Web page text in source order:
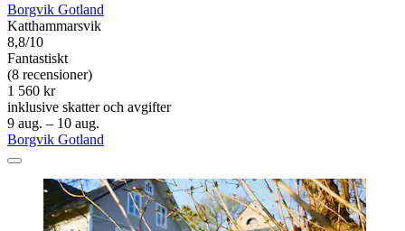
Borgvik Gotland
Katthammarsvik
8,8/10
Fantastiskt
(8 recensioner)
1 560 kr
inklusive skatter och avgifter
9 aug. – 10 aug.
Borgvik Gotland